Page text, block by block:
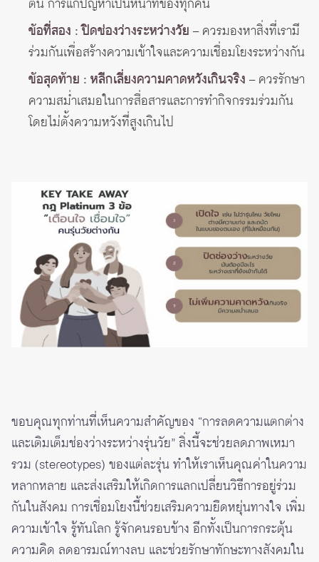
ตน การแก้ปัญหาเป็นหน้าที่ของทุกคน
ข้อที่สอง : ปิดช่องว่างระหว่างวัย – ควรมองหาสิ่งที่เรามี
ร่วมกันเพื่อสร้างความเข้าใจและความเชื่อมโยงระหว่างกัน
ข้อสุดท้าย : หลีกเลี่ยงความคาดหวังเกินจริง – ควรรักษา
ความสม่ำเสมอในการสื่อสารและการทำกิจกรรมร่วมกัน
โดยไม่ตั้งความหวังที่สูงเกินไป
ขอบคุณทุกท่านที่เห็นความสำคัญของ “การลดความแตกต่าง
และเติมเต็มช่องว่างระหว่างรุ่นวัย” สิ่งนี้จะช่วยลดภาพเหมา
รวม (stereotypes) ของแต่ละรุ่น ทำให้เราเห็นคุณค่าในความ
หลากหลาย และส่งเสริมให้เกิดการแลกเปลี่ยนวิธีการอยู่ร่วม
กันในสังคม การเชื่อมโยงนี้ช่วยเสริมความยืดหยุ่นทางใจ เพิ่ม
ความเข้าใจ รู้ทันโลก รู้จักคนรอบข้าง อีกทั้งเป็นการกระตุ้น
ความคิด ลดอารมณ์ทางลบ และช่วยรักษาทักษะทางสังคมใน